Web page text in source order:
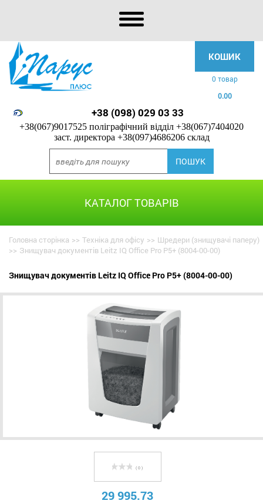
КОШИК
0 товар
0.00
+38 (098) 029 03 33
+38(067)9017525 поліграфічний відділ +38(067)7404020
заст. директора +38(097)4686206 склад
КАТАЛОГ ТОВАРІВ
Головна сторінка >> Техніка для офісу >> Шредери (знищувачі паперу)
>> Знищувач документів Leitz IQ Office Pro P5+ (8004-00-00)
Знищувач документів Leitz IQ Office Pro P5+ (8004-00-00)
( 0 )
29 995.73